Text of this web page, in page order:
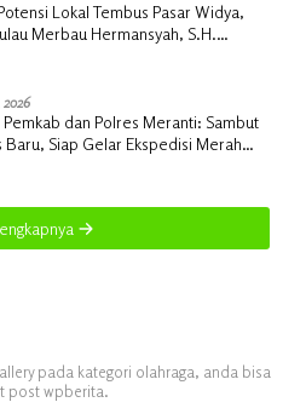
Lokal Tembus Pasar Widya,
Merbau Hermansyah, S.H.
dan Polres Meranti: Sambut
Baru, Siap Gelar Ekspedisi Merah
pada kategori olahraga, anda bisa
post wpberita.